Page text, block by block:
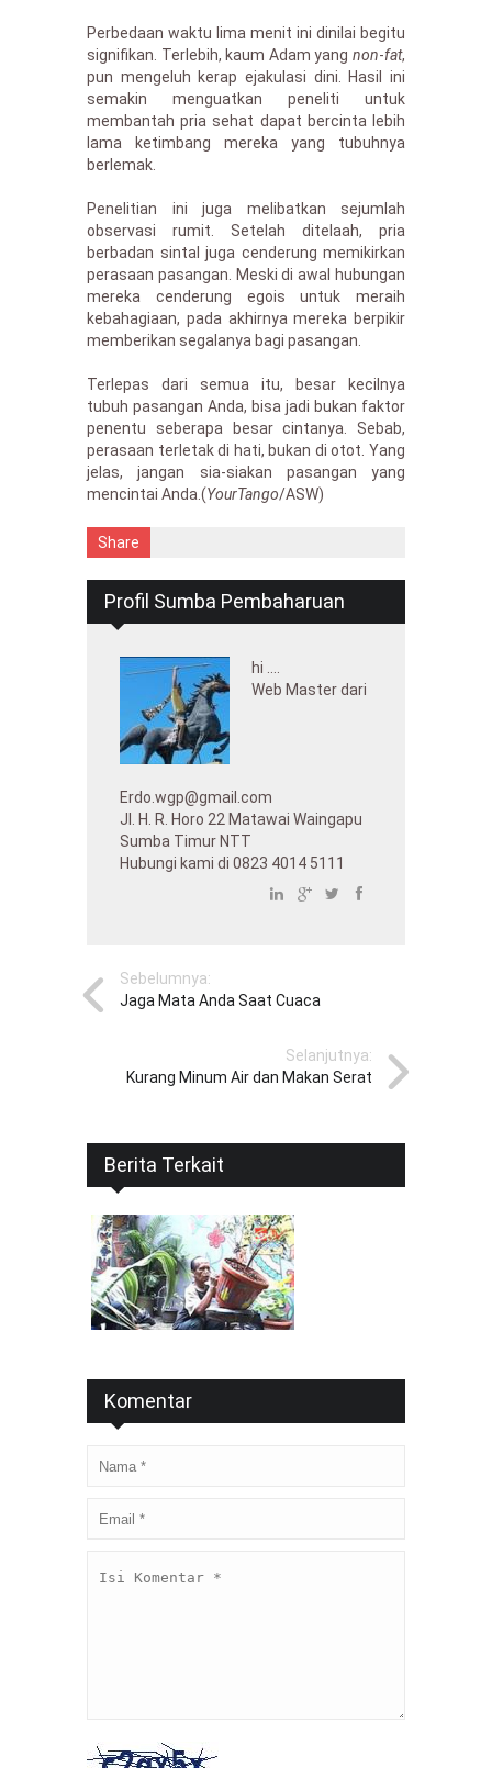
Perbedaan waktu lima menit ini dinilai begitu
signifikan. Terlebih, kaum Adam yang non-fat,
pun mengeluh kerap ejakulasi dini. Hasil ini
semakin menguatkan peneliti untuk
membantah pria sehat dapat bercinta lebih
lama ketimbang mereka yang tubuhnya
berlemak.
Penelitian ini juga melibatkan sejumlah
observasi rumit. Setelah ditelaah, pria
berbadan sintal juga cenderung memikirkan
perasaan pasangan. Meski di awal hubungan
mereka cenderung egois untuk meraih
kebahagiaan, pada akhirnya mereka berpikir
memberikan segalanya bagi pasangan.
Terlepas dari semua itu, besar kecilnya
tubuh pasangan Anda, bisa jadi bukan faktor
penentu seberapa besar cintanya. Sebab,
perasaan terletak di hati, bukan di otot. Yang
jelas, jangan sia-siakan pasangan yang
mencintai Anda.(YourTango/ASW)
Share
Profil Sumba Pembaharuan
hi ....
Web Master dari
Erdo.wgp@gmail.com
Jl. H. R. Horo 22 Matawai Waingapu
Sumba Timur NTT
Hubungi kami di 0823 4014 5111
Sebelumnya:
Jaga Mata Anda Saat Cuaca
Selanjutnya:
Kurang Minum Air dan Makan Serat
Berita Terkait
Komentar